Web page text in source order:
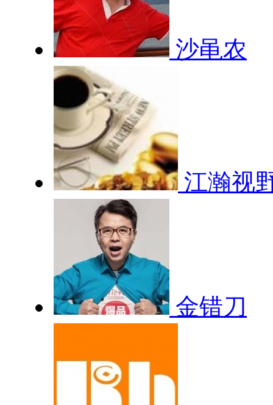
沙黾农
江瀚视
金错刀